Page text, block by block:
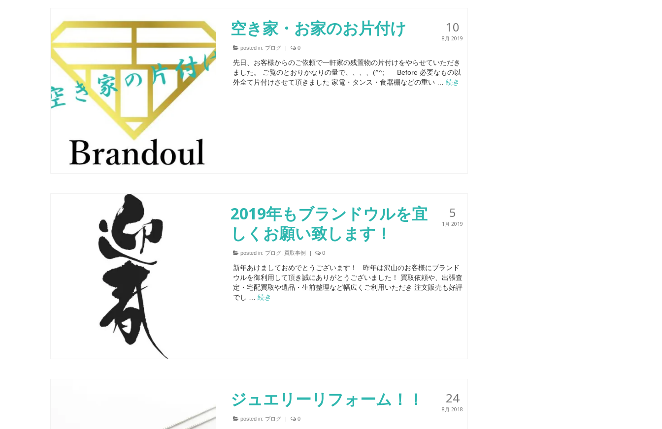
10
8月 2019
空き家・お家のお片付け
posted in: ブログ 0
先日、お客様からのご依頼で一軒家の残置物の片付けをやらせていただき
ました。 ご覧のとおりかなりの量で、、、、(^^; Before 必要なもの以
外全て片付けさせて頂きました 家電・タンス・食器棚などの重い … 続き
5
1月 2019
2019年もブランドウルを宜
しくお願い致します！
posted in: ブログ, 買取事例 0
新年あけましておめでとうございます！ 昨年は沢山のお客様にブランド
ウルを御利用して頂き誠にありがとうございました！ 買取依頼や、出張査
定・宅配買取や遺品・生前整理など幅広くご利用いただき 注文販売も好評
でし … 続き
24
8月 2018
ジュエリーリフォーム！！
posted in: ブログ | 0